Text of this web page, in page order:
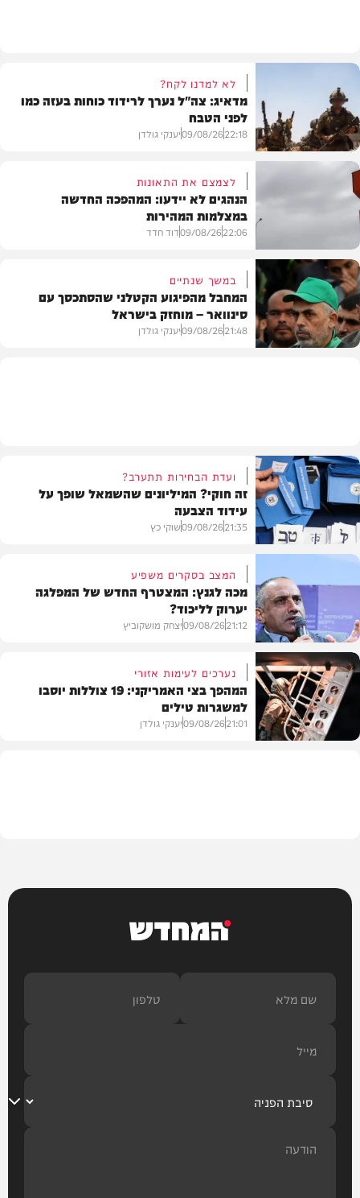
לא למדנו לקח?
מדאיג: צה"ל נערך לרידוד כוחות בעזה כמו
לפני הטבח
22:18
09/08/26יענקי גולדן
משטרה
לצמצם את התאונות
הנהגים לא יידעו: המהפכה החדשה
במצלמות המהירות
22:06
09/08/26דוד חדד
במשך שנתיים
המחבל מהפיגוע הקטלני שהסתכסך עם
סינוואר – מוחזק בישראל
21:48
09/08/26יענקי גולדן
פוליטי
ועדת הבחירות תתערב?
זה חוקי? המיליונים שהשמאל שופך על
עידוד הצבעה
21:35
09/08/26שוקי כץ
פוליטי
המצב בסקרים משפיע
מכה לגנץ: המצטרף החדש של המפלגה
יערוק לליכוד?
21:12
09/08/26יצחק מושקוביץ
נערכים לעימות אזורי
המהפך בצי האמריקני: 19 צוללות יוסבו
למשגרות טילים
21:01
09/08/26יענקי גולדן
המחדש